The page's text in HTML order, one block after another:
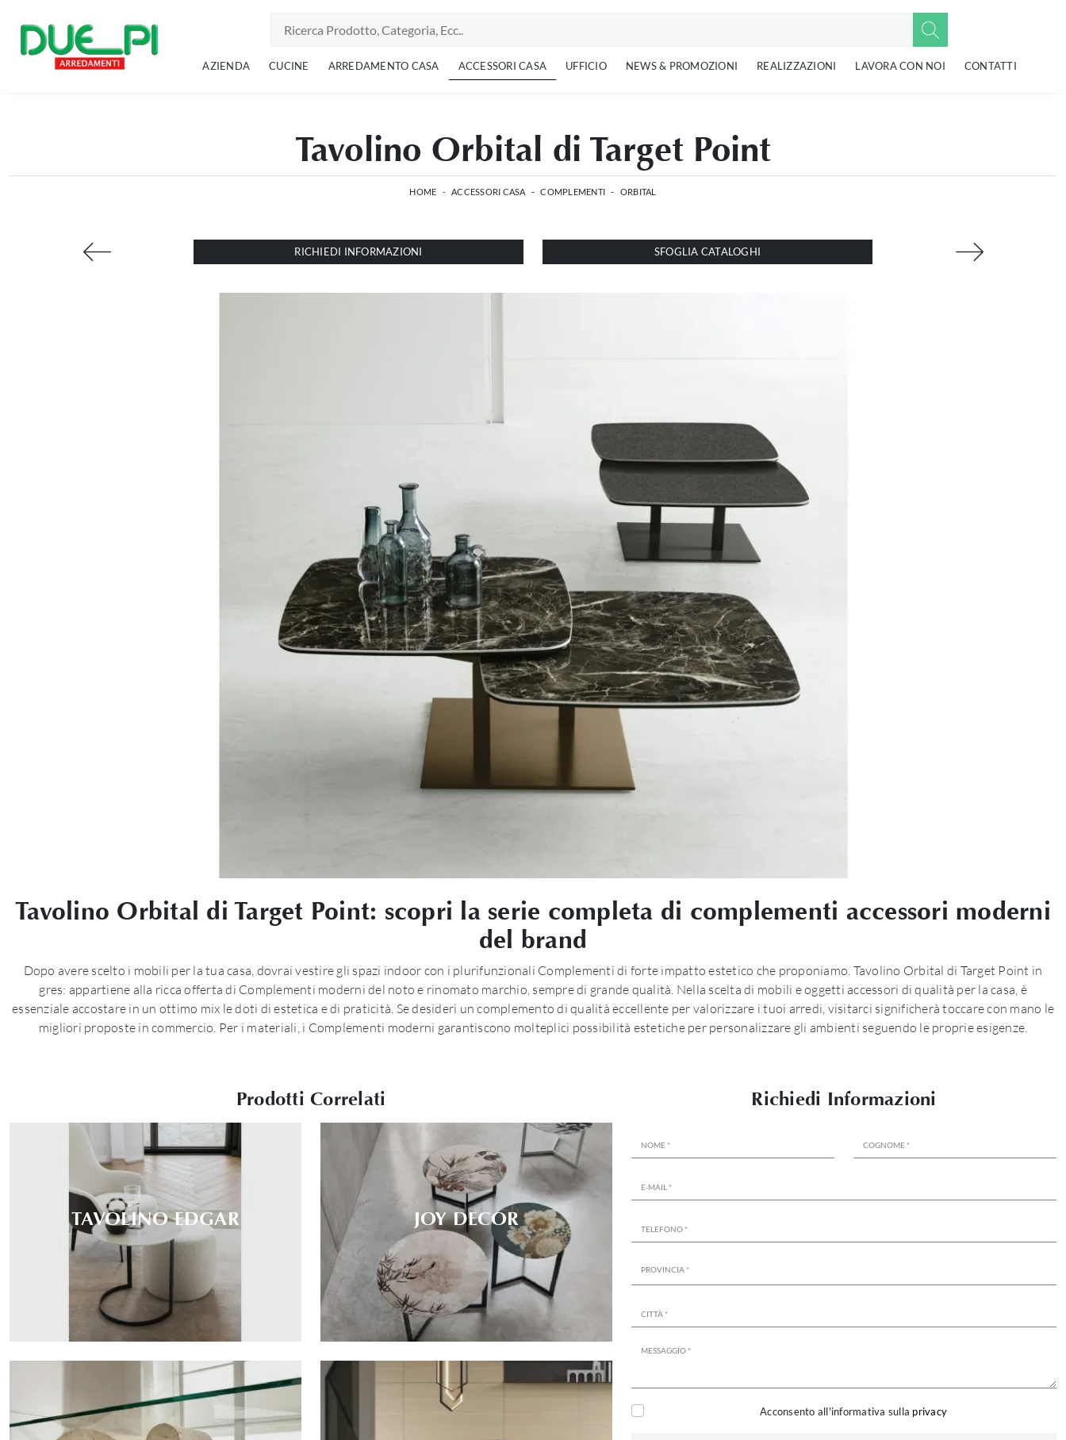
AZIENDA CUCINE ARREDAMENTO CASA ACCESSORI CASA UFFICIO NEWS & PROMOZIONI REALIZZAZIONI LAVORA CON NOI CONTATTI
Tavolino Orbital di Target Point
HOME - ACCESSORI CASA - COMPLEMENTI - ORBITAL
RICHIEDI INFORMAZIONI SFOGLIA CATALOGHI
Tavolino Orbital di Target Point: scopri la serie completa di complementi accessori moderni
del brand
Dopo avere scelto i mobili per la tua casa, dovrai vestire gli spazi indoor con i plurifunzionali Complementi di forte impatto estetico che proponiamo. Tavolino Orbital di Target Point in
gres: appartiene alla ricca offerta di Complementi moderni del noto e rinomato marchio, sempre di grande qualità. Nella scelta di mobili e oggetti accessori di qualità per la casa, è
essenziale accostare in un ottimo mix le doti di estetica e di praticità. Se desideri un complemento di qualità eccellente per valorizzare i tuoi arredi, visitarci significherà toccare con mano le
migliori proposte in commercio. Per i materiali, i Complementi moderni garantiscono molteplici possibilità estetiche per personalizzare gli ambienti seguendo le proprie esigenze.
Prodotti Correlati
TAVOLINO EDGAR JOY DECOR
Richiedi Informazioni
Acconsento all'informativa sulla privacy